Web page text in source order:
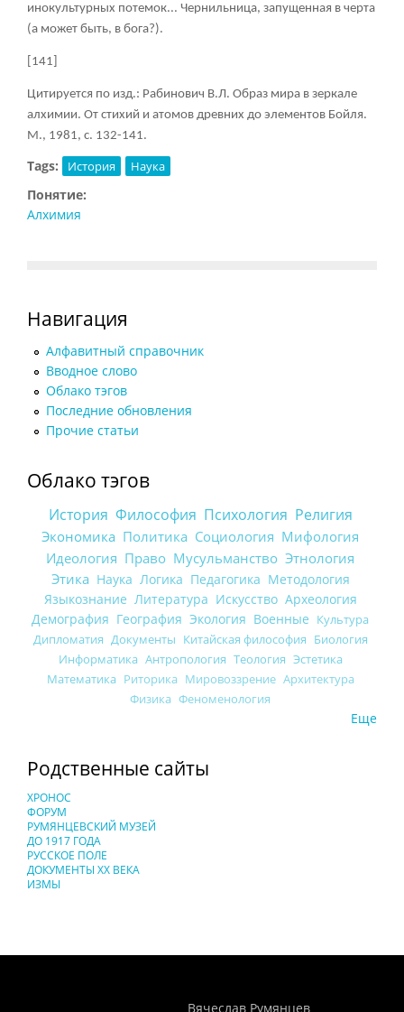
инокультурных потемок... Чернильница, запущенная в черта
(а может быть, в бога?).
[141]
Цитируется по изд.: Рабинович В.Л. Образ мира в зеркале
алхимии. От стихий и атомов древних до элементов Бойля.
М., 1981, с. 132-141.
Tags: История Наука
Понятие:
Алхимия
Навигация
Алфавитный справочник
Вводное слово
Облако тэгов
Последние обновления
Прочие статьи
Облако тэгов
История Философия Психология Религия
Экономика Политика Социология Мифология
Идеология Право Мусульманство Этнология
Этика Наука Логика Педагогика Методология
Языкознание Литература Искусство Археология
Демография География Экология Военные Культура
Дипломатия Документы Китайская философия Биология
Информатика Антропология Теология Эстетика
Математика Риторика Мировоззрение Архитектура
Физика Феноменология
Еще
Родственные сайты
ХРОНОС
ФОРУМ
РУМЯНЦЕВСКИЙ МУЗЕЙ
ДО 1917 ГОДА
РУССКОЕ ПОЛЕ
ДОКУМЕНТЫ XX ВЕКА
ИЗМЫ
Вячеслав Румянцев